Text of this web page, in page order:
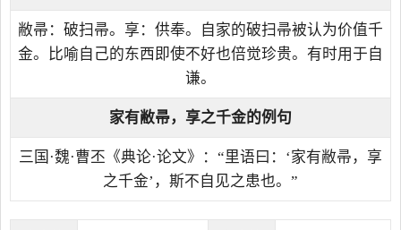
敝帚：破扫帚。享：供奉。自家的破扫帚被认为价值千
金。比喻自己的东西即使不好也倍觉珍贵。有时用于自
谦。
家有敝帚，享之千金的例句
三国·魏·曹丕《典论·论文》：“里语曰：‘家有敝帚，享
之千金’，斯不自见之患也。”